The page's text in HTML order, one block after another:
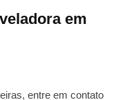
em
entre em contato